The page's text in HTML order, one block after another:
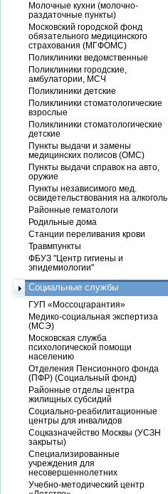
Молочные кухни (молочно-
раздаточные пункты)
Московский городской фонд
обязательного медицинского
страхования (МГФОМС)
Поликлиники ведомственные
Поликлиники городские,
амбулатории, МСЧ
Поликлиники детские
Поликлиники стоматологические
взрослые
Поликлиники стоматологические
детские
Пункты выдачи и замены
медицинских полисов (ОМС)
Пункты выдачи справок на авто,
оружие
Пункты независимого мед.
освидетельствования на алкоголь
Районные гематологи
Родильные дома
Станции переливания крови
Травмпункты
ФБУЗ "Центр гигиены и
эпидемиологии"
Социальные службы
ГУП «Моссоцгарантия»
Медико-социальная экспертиза
(МСЭ)
Московская служба
психологической помощи
населению
Отделения Пенсионного фонда
(ПФР) (Социальный фонд)
Районные отделы центра
жилищных субсидий
Социально-реабилитационные
центры для инвалидов
Соцказначейство Москвы (УСЗН
закрыты)
Специализированные
учреждения для
несовершеннолетних
Учебно-методический центр